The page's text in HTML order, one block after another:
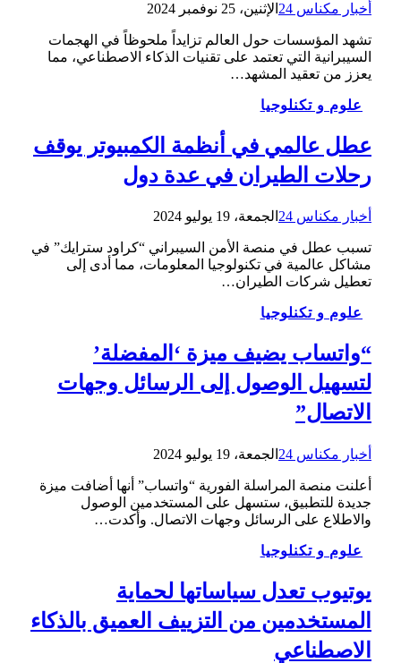
أخبار مكناس 24 الإثنين، 25 نوفمبر 2024
تشهد المؤسسات حول العالم تزايداً ملحوظاً في الهجمات
السيبرانية التي تعتمد على تقنيات الذكاء الاصطناعي، مما
يعزز من تعقيد المشهد…
علوم و تكنلوجيا
عطل عالمي في أنظمة الكمبيوتر يوقف
رحلات الطيران في عدة دول
أخبار مكناس 24 الجمعة، 19 يوليو 2024
تسبب عطل في منصة الأمن السيبراني “كراود سترايك” في
مشاكل عالمية في تكنولوجيا المعلومات، مما أدى إلى
تعطيل شركات الطيران…
علوم و تكنلوجيا
“واتساب يضيف ميزة ‘المفضلة’
لتسهيل الوصول إلى الرسائل وجهات
الاتصال”
أخبار مكناس 24 الجمعة، 19 يوليو 2024
أعلنت منصة المراسلة الفورية “واتساب” أنها أضافت ميزة
جديدة للتطبيق، ستسهل على المستخدمين الوصول
والاطلاع على الرسائل وجهات الاتصال. وأكدت…
علوم و تكنلوجيا
يوتيوب تعدل سياساتها لحماية
المستخدمين من التزييف العميق بالذكاء
الاصطناعي